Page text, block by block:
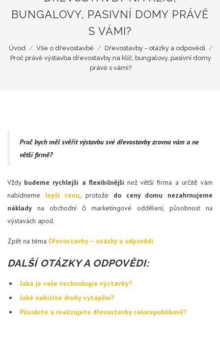
BUNGALOVY, PASIVNÍ DOMY PRÁVĚ
S VÁMI?
Úvod / Vše o dřevostavbě / Dřevostavby - otázky a odpovědi /
Proč právě výstavba dřevostavby na klíč, bungalovy, pasivní domy
právě s vámi?
Proč bych měl svěřit výstavbu své dřevostavby zrovna vám a ne
větší firmě?
Vždy budeme rychlejší a flexibilnějšínež větší firma a určitě vám
nabídneme lepší cenu, protože do ceny domu nezahrnujeme
náklady na obchodní či marketingové oddělení, působnost na
výstavách apod.
Zpět na téma Dřevostavby – otázky a odpovědi
DALŠÍ OTÁZKY A ODPOVĚDI:
Jaká je vaše technologie výstavby?
Jaké nabízíte druhy vytápění?
Působíte a realizujete dřevostavby celorepublikově?